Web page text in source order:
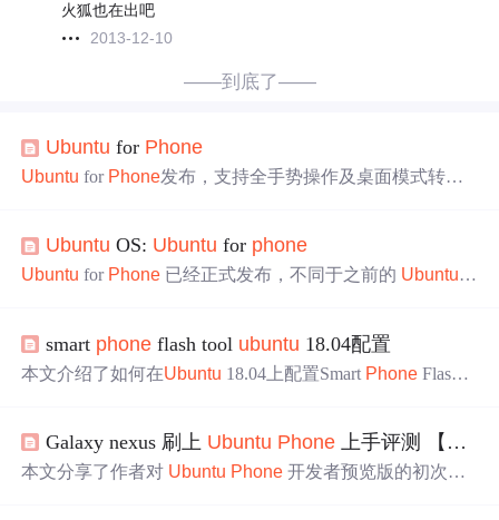
火狐也在出吧
2013-12-10
——到底了——
Ubuntu for Phone
Ubuntu for Phone发布，支持全手势操作及桌面模式转
Ubuntu OS: Ubuntu for phone
Ubuntu for Phone 已经正式发布，不同于之前的 Ubuntuf
smart phone flash tool ubuntu 18.04配置
本文介绍了如何在Ubuntu 18.04上配置Smart Phone Flash T
理方法。
Galaxy nexus 刷上 Ubuntu Phone 上手评测 【多图】
本文分享了作者对 Ubuntu Phone 开发者预览版的初次体